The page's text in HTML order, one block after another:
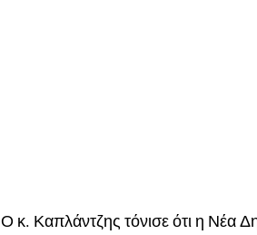
Ο κ. Καπλάντζης τόνισε ότι η Νέα